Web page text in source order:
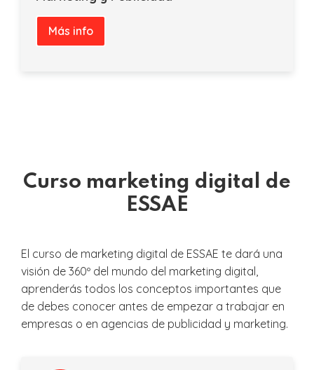
Más info
Curso marketing digital de
ESSAE
El curso de marketing digital de ESSAE te dará una
visión de 360º del mundo del marketing digital,
aprenderás todos los conceptos importantes que
de debes conocer antes de empezar a trabajar en
empresas o en agencias de publicidad y marketing.